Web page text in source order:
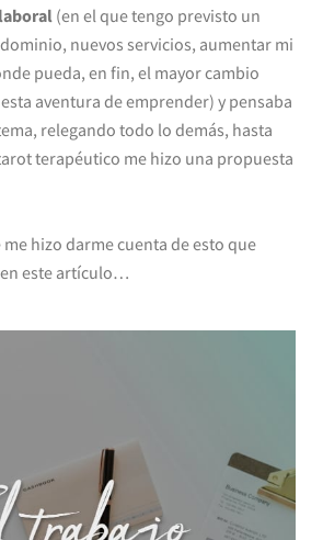
(en el que tengo previsto un
nuevos servicios, aumentar mi
pueda, en fin, el mayor cambio
aventura de emprender) y pensaba
relegando todo lo demás, hasta
terapéutico me hizo una propuesta
hizo darme cuenta de esto que
este artículo…